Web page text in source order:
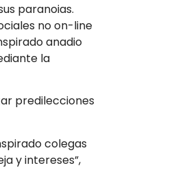
paranoias.
no on-line
anadio
la
predilecciones
colegas
y intereses”,